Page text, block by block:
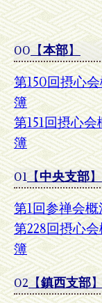
00 【本部】
第150回摂心
簿
第151回摂心
簿
01【中央支部】
第1回参禅会
第228回摂心
簿
02 【鎮西支部】